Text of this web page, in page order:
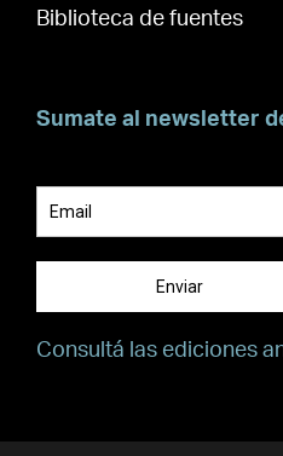
Biblioteca de fuentes
Sumate al newsletter
Suscribite para recibir
Enviar
Consultá las ediciones